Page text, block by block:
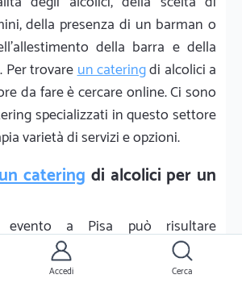
della presenza di un barman o
della barra e della
Per trovareun cateringdi alcolici a
da fare è cercare online. Ci sono
specializzati in questo settore
varietà di servizi e opzioni.
catering di alcolici per un
evento a Pisa può risultare
per quanto riguarda il
Ci sono diversi fattori da
Accedi Cerca